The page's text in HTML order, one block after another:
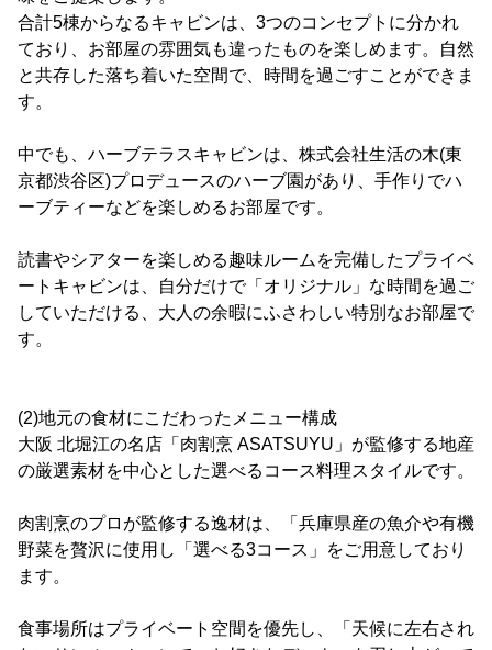
合計5棟からなるキャビンは、3つのコンセプトに分かれ
ており、お部屋の雰囲気も違ったものを楽しめます。自然
と共存した落ち着いた空間で、時間を過ごすことができま
す。
中でも、ハーブテラスキャビンは、株式会社生活の木(東
京都渋谷区)プロデュースのハーブ園があり、手作りでハ
ーブティーなどを楽しめるお部屋です。
読書やシアターを楽しめる趣味ルームを完備したプライベ
ートキャビンは、自分だけで「オリジナル」な時間を過ご
していただける、大人の余暇にふさわしい特別なお部屋で
す。
(2)地元の食材にこだわったメニュー構成
大阪 北堀江の名店「肉割烹 ASATSUYU」が監修する地産
の厳選素材を中心とした選べるコース料理スタイルです。
肉割烹のプロが監修する逸材は、「兵庫県産の魚介や有機
野菜を贅沢に使用し「選べる3コース」をご用意しており
ます。
食事場所はプライベート空間を優先し、「天候に左右され